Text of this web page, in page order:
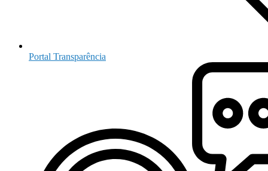
Portal Transparência